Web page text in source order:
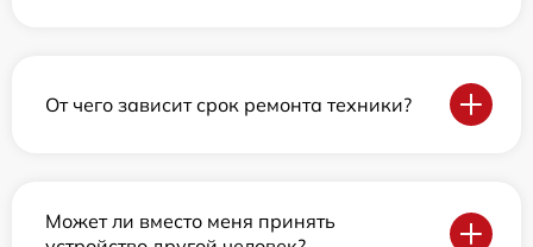
От чего зависит срок ремонта техники?
Может ли вместо меня принять